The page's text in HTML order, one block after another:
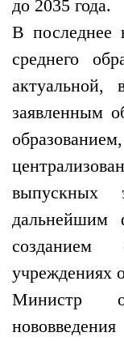
до 2035 года.
В последнее
среднего
заявленным
выпускных
дальнейшим
учреждениях
Министр